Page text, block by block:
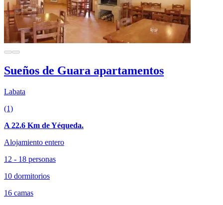
Sueños de Guara apartamentos
Labata
(1)
A 22.6 Km de Yéqueda.
Alojamiento entero
12 - 18 personas
10 dormitorios
16 camas